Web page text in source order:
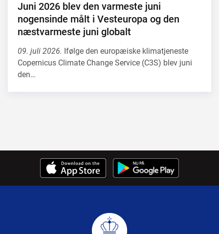
Juni 2026 blev den varmeste juni
nogensinde målt i Vesteuropa og den
næstvarmeste juni globalt
09. juli 2026. Ifølge den europæiske klimatjeneste
Copernicus Climate Change Service (C3S) blev juni
den…